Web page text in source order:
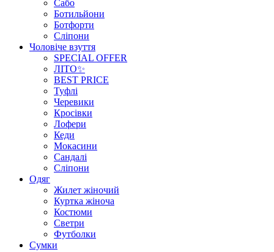
Сабо
Ботильйони
Ботфорти
Сліпони
Чоловіче взуття
SPECIAL OFFER
ЛІТО✨
BEST PRICE
Туфлі
Черевики
Кросівки
Лофери
Кеди
Мокасини
Сандалі
Сліпони
Одяг
Жилет жіночий
Куртка жіноча
Костюми
Светри
Футболки
Сумки